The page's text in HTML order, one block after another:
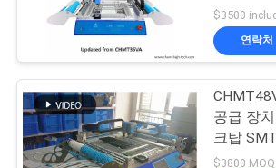
디
오
SMT 생산 라인
연락처
공급 장
크탑
이스 기계
$3800